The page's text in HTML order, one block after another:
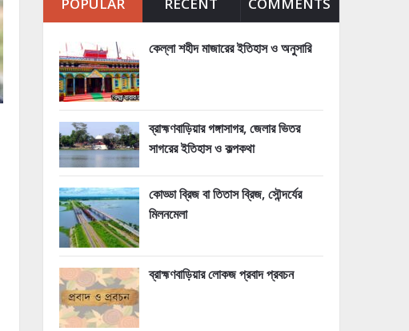
কেল্লা শহীদ মাজারের ইতিহাস ও অনুসারি
ব্রাহ্মণবাড়িয়ার গঙ্গাসাগর, জেলার ভিতর
সাগরের ইতিহাস ও কল্পকথা
কোড্ডা ব্রিজ বা তিতাস ব্রিজ, সৌন্দর্যের
মিলনমেলা
ব্রাহ্মণবাড়িয়ার লোকজ প্রবাদ প্রবচন